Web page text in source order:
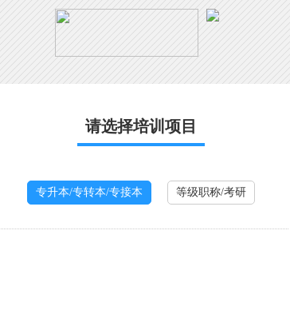
请选择培训项目
专升本/专转本/专接本 等级职称/考研